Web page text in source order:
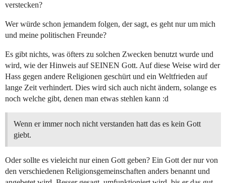
verstecken?
Wer würde schon jemandem folgen, der sagt, es geht nur um mich
und meine politischen Freunde?
Es gibt nichts, was öfters zu solchen Zwecken benutzt wurde und
wird, wie der Hinweis auf SEINEN Gott. Auf diese Weise wird der
Hass gegen andere Religionen geschürt und ein Weltfrieden auf
lange Zeit verhindert. Dies wird sich auch nicht ändern, solange es
noch welche gibt, denen man etwas stehlen kann :d
Wenn er immer noch nicht verstanden hatt das es kein Gott
giebt.
Oder sollte es vieleicht nur einen Gott geben? Ein Gott der nur von
den verschiedenen Religionsgemeinschaften anders benannt und